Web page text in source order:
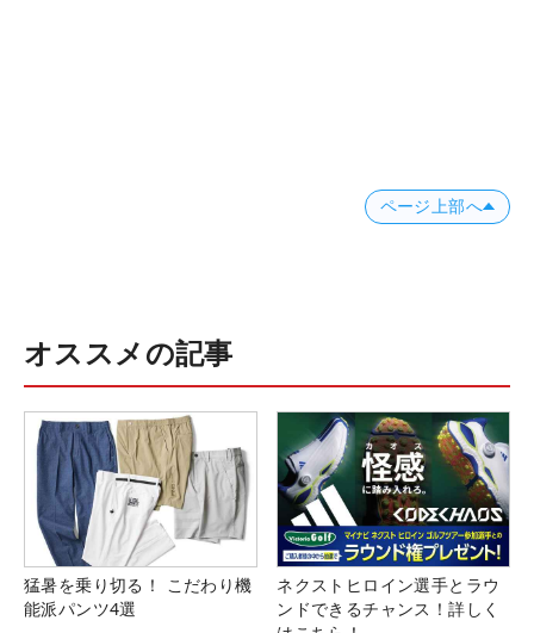
ページ上部へ
オススメの記事
猛暑を乗り切る！ こだわり機
能派パンツ4選
ネクストヒロイン選手とラウ
ンドできるチャンス！詳しく